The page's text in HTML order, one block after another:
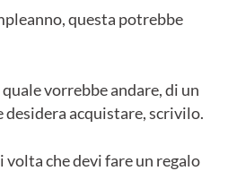
questa potrebbe
vorrebbe andare, di un
desidera acquistare, scrivilo.
che devi fare un regalo